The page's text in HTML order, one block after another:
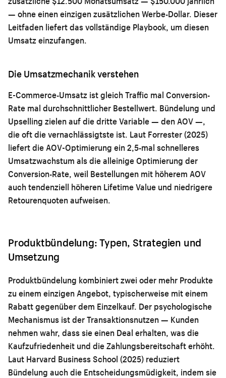
— ohne einen einzigen zusätzlichen Werbe-Dollar. Dieser
Leitfaden liefert das vollständige Playbook, um diesen
Umsatz einzufangen.
Die Umsatzmechanik verstehen
E-Commerce-Umsatz ist gleich Traffic mal Conversion-
Rate mal durchschnittlicher Bestellwert. Bündelung und
Upselling zielen auf die dritte Variable — den AOV —,
die oft die vernachlässigtste ist. Laut Forrester (2025)
liefert die AOV-Optimierung ein 2,5-mal schnelleres
Umsatzwachstum als die alleinige Optimierung der
Conversion-Rate, weil Bestellungen mit höherem AOV
auch tendenziell höheren Lifetime Value und niedrigere
Retourenquoten aufweisen.
Produktbündelung: Typen, Strategien und
Umsetzung
Produktbündelung kombiniert zwei oder mehr Produkte
zu einem einzigen Angebot, typischerweise mit einem
Rabatt gegenüber dem Einzelkauf. Der psychologische
Mechanismus ist der Transaktionsnutzen — Kunden
nehmen wahr, dass sie einen Deal erhalten, was die
Kaufzufriedenheit und die Zahlungsbereitschaft erhöht.
Laut Harvard Business School (2025) reduziert
Bündelung auch die Entscheidungsmüdigkeit, indem sie